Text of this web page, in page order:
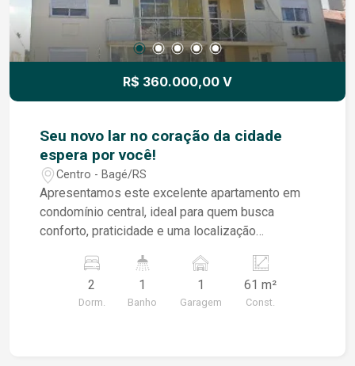
R$ 360.000,00 V
Seu novo lar no coração da cidade
espera por você!
Centro - Bagé/RS
Apresentamos este excelente apartamento em
condomínio central, ideal para quem busca
conforto, praticidade e uma localização
Sala aconchegante; Cozinha funcional; Banheiro;
Vaga de garagem; Todo em piso laminado,
proporcionando elegância e conforto em todos
2
Dorm.
1
Banho
1
Garagem
61 m²
Const.